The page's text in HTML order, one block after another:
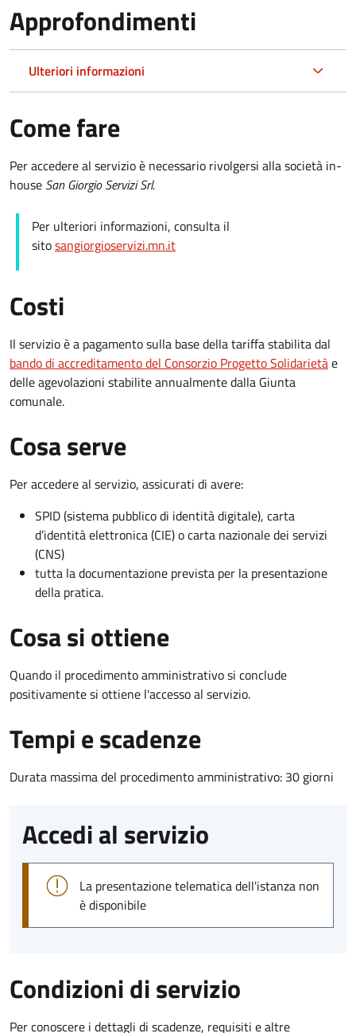
Approfondimenti
Ulteriori informazioni
Come fare
Per accedere al servizio è necessario rivolgersi alla società in-
house San Giorgio Servizi Srl.
Per ulteriori informazioni, consulta il
sitosangiorgioservizi.mn.it
Costi
Il servizio è a pagamento sulla base della tariffa stabilita dal
bando di accreditamento del Consorzio Progetto Solidarietàe
delle agevolazioni stabilite annualmente dalla Giunta
comunale.
Cosa serve
Per accedere al servizio, assicurati di avere:
SPID (sistema pubblico di identità digitale), carta
d’identità elettronica (CIE) o carta nazionale dei servizi
(CNS)
tutta la documentazione prevista per la presentazione
della pratica.
Cosa si ottiene
Quando il procedimento amministrativo si conclude
positivamente si ottiene l'accesso al servizio.
Tempi e scadenze
Durata massima del procedimento amministrativo: 30 giorni
Accedi al servizio
La presentazione telematica dell'istanza non
è disponibile
Condizioni di servizio
Per conoscere i dettagli di scadenze, requisiti e altre